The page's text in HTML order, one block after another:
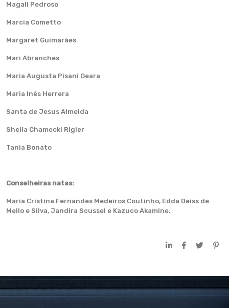
Magali Pedroso
Marcia Cometto
Margaret Guimarães
Mari Abranches
Maria Augusta Pisani Geara
Maria Inês Herrera
Santa de Jesus Almeida
Sheila Chamecki Rigler
Tania Bonato
Conselheiras natas:
Maria Cristina Fernandes Medeiros Coutinho, Edda Deiss de
Mello e Silva, Jandira Scussel e Kazuco Akamine.